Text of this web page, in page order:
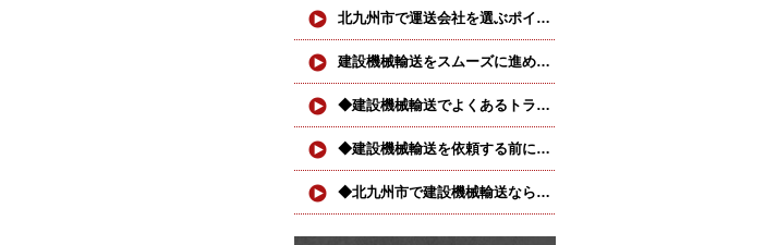
北九州市で運送会社を選ぶポイント｜建設機械輸送を安心して任せるために
建設機械輸送をスムーズに進めるためのポイント！
◆建設機械輸送でよくあるトラブルと対策◆
◆建設機械輸送を依頼する前に確認したい3つのポイント◆
◆北九州市で建設機械輸送ならお任せください◆